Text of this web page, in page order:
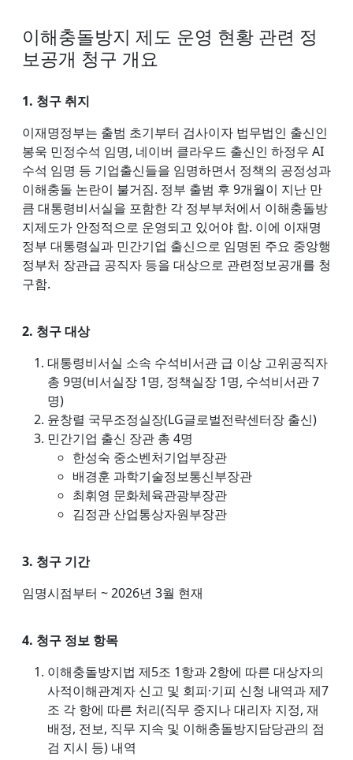
이해충돌방지 제도 운영 현황 관련 정
보공개 청구 개요
1. 청구 취지
이재명정부는 출범 초기부터 검사이자 법무법인 출신인
봉욱 민정수석 임명, 네이버 클라우드 출신인 하정우 AI
수석 임명 등 기업출신들을 임명하면서 정책의 공정성과
이해충돌 논란이 불거짐. 정부 출범 후 9개월이 지난 만
큼 대통령비서실을 포함한 각 정부부처에서 이해충돌방
지제도가 안정적으로 운영되고 있어야 함. 이에 이재명
정부 대통령실과 민간기업 출신으로 임명된 주요 중앙행
정부처 장관급 공직자 등을 대상으로 관련정보공개를 청
구함.
2. 청구 대상
대통령비서실 소속 수석비서관 급 이상 고위공직자
총 9명(비서실장 1명, 정책실장 1명, 수석비서관 7
명)
윤창렬 국무조정실장(LG글로벌전략센터장 출신)
민간기업 출신 장관 총 4명
한성숙 중소벤처기업부장관
배경훈 과학기술정보통신부장관
최휘영 문화체육관광부장관
김정관 산업통상자원부장관
3. 청구 기간
임명시점부터 ~ 2026년 3월 현재
4. 청구 정보 항목
이해충돌방지법 제5조 1항과 2항에 따른 대상자의
사적이해관계자 신고 및 회피·기피 신청 내역과 제7
조 각 항에 따른 처리(직무 중지나 대리자 지정, 재
배정, 전보, 직무 지속 및 이해충돌방지담당관의 점
검 지시 등) 내역